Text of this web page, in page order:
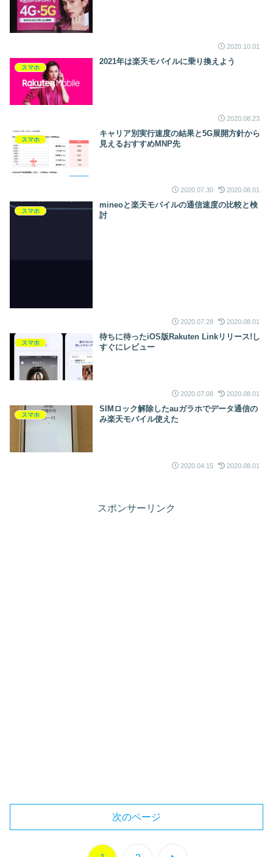
2020.10.01
スマホ
2021年は楽天モバイルに乗り換えよう
2020.08.23
スマホ
キャリア別実行速度の結果と5G展開方針から
見えるおすすめMNP先
2020.07.30 2020.08.01
スマホ
mineoと楽天モバイルの通信速度の比較と検
討
2020.07.28 2020.08.01
スマホ
待ちに待ったiOS版Rakuten Linkリリース!し
すぐにレビュー
2020.07.08 2020.08.01
スマホ
SIMロック解除したauガラホでデータ通信の
み楽天モバイル使えた
2020.04.15 2020.08.01
スポンサーリンク
次のページ